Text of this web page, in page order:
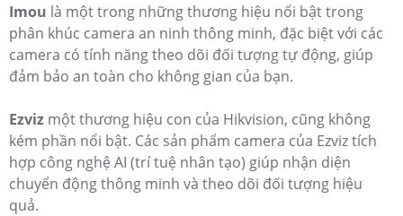
Imou là một trong những thương hiệu nổi bật trong
phân khúc camera an ninh thông minh, đặc biệt với các
camera có tính năng theo dõi đối tượng tự động, giúp
đảm bảo an toàn cho không gian của bạn.
Ezviz một thương hiệu con của Hikvision, cũng không
kém phần nổi bật. Các sản phẩm camera của Ezviz tích
hợp công nghệ AI (trí tuệ nhân tạo) giúp nhận diện
chuyển động thông minh và theo dõi đối tượng hiệu
quả.